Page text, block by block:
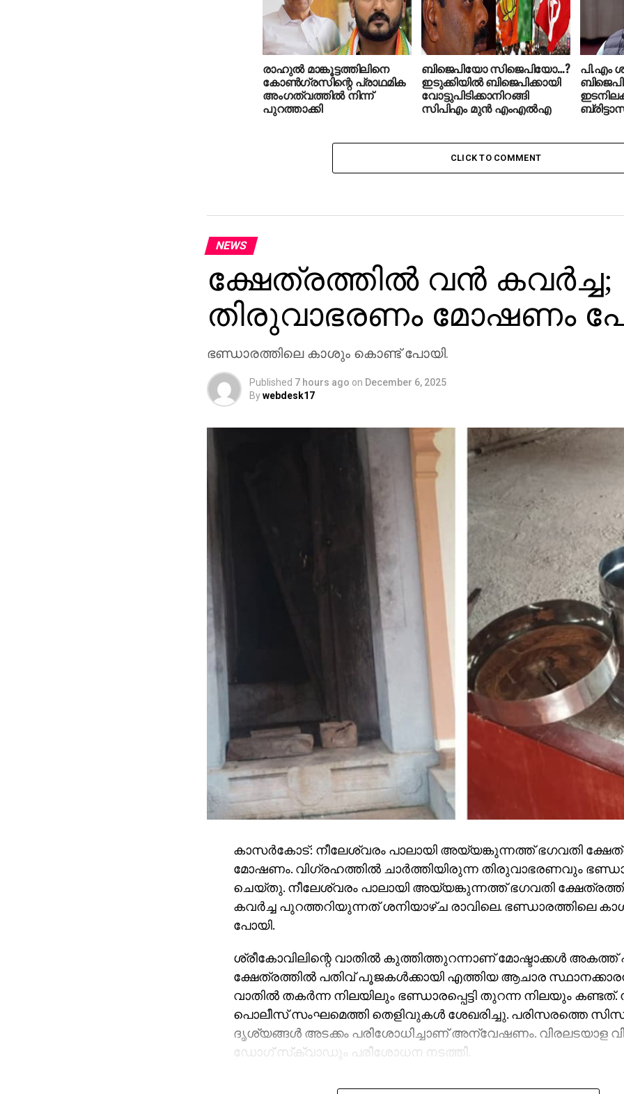
രാഹുല്‍ മാങ്കൂട്ടത്തിലിനെ
കോണ്‍ഗ്രസിന്റെ പ്രാഥമിക
അംഗത്വത്തില്‍ നിന്ന്
പുറത്താക്കി
ബിജെപിയോ സിജെപിയോ…?
ഇടുക്കിയില്‍ ബിജെപിക്കായി
വോട്ടുപിടിക്കാനിറങ്ങി
സിപിഎം മുന്‍ എംഎല്‍എ
പി.എം
CLICK TO COMMENT
NEWS
ക്ഷേത്രത്തില്‍ വന്‍ കവര്‍ച്ച;
തിരുവാഭരണം മോഷണം
ഭണ്ഡാരത്തിലെ കാശും കൊണ്ട് പോയി.
Published 7 hours ago on December 6, 2025
Bywebdesk17
കാസര്‍കോട്: നീലേശ്വരം പാലായി അയ്യങ്കുന്നത്ത് ഭഗവതി
മോഷണം. വിഗ്രഹത്തില്‍ ചാര്‍ത്തിയിരുന്ന തിരുവാഭരണവും
ചെയ്തു. നീലേശ്വരം പാലായി അയ്യങ്കുന്നത്ത് ഭഗവതി
കവര്‍ച്ച പുറത്തറിയുന്നത് ശനിയാഴ്ച രാവിലെ. ഭണ്ഡാരത്തിലെ
പോയി.
ശ്രീകോവിലിന്റെ വാതില്‍ കുത്തിത്തുറന്നാണ് മോഷ്ടാക്കള്‍ അകത്ത്
ക്ഷേത്രത്തില്‍ പതിവ് പൂജകള്‍ക്കായി എത്തിയ ആചാര
വാതില്‍ തകര്‍ന്ന നിലയിലും ഭണ്ഡാരപ്പെട്ടി തുറന്ന നിലയും കണ്ടത്.
പൊലീസ് സംഘമെത്തി തെളിവുകള്‍ ശേഖരിച്ചു. പരിസരത്തെ
ദൃശ്യങ്ങള്‍ അടക്കം പരിശോധിച്ചാണ് അന്വേഷണം. വിരലടയാള
ഡോഗ് സ്‌ക്വാഡും പരിശോധന നടത്തി.